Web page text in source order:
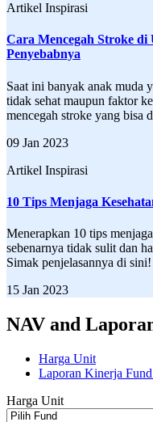
Artikel Inspirasi
Cara Mencegah Stroke
Penyebabnya
Saat ini banyak anak muda
tidak sehat maupun faktor
mencegah stroke yang bisa
09 Jan 2023
Artikel Inspirasi
10 Tips Menjaga
Menerapkan 10 tips
sebenarnya tidak sulit dan
Simak penjelasannya di sini!
15 Jan 2023
NAV and
Harga Unit
Laporan Kinerja
Harga Unit